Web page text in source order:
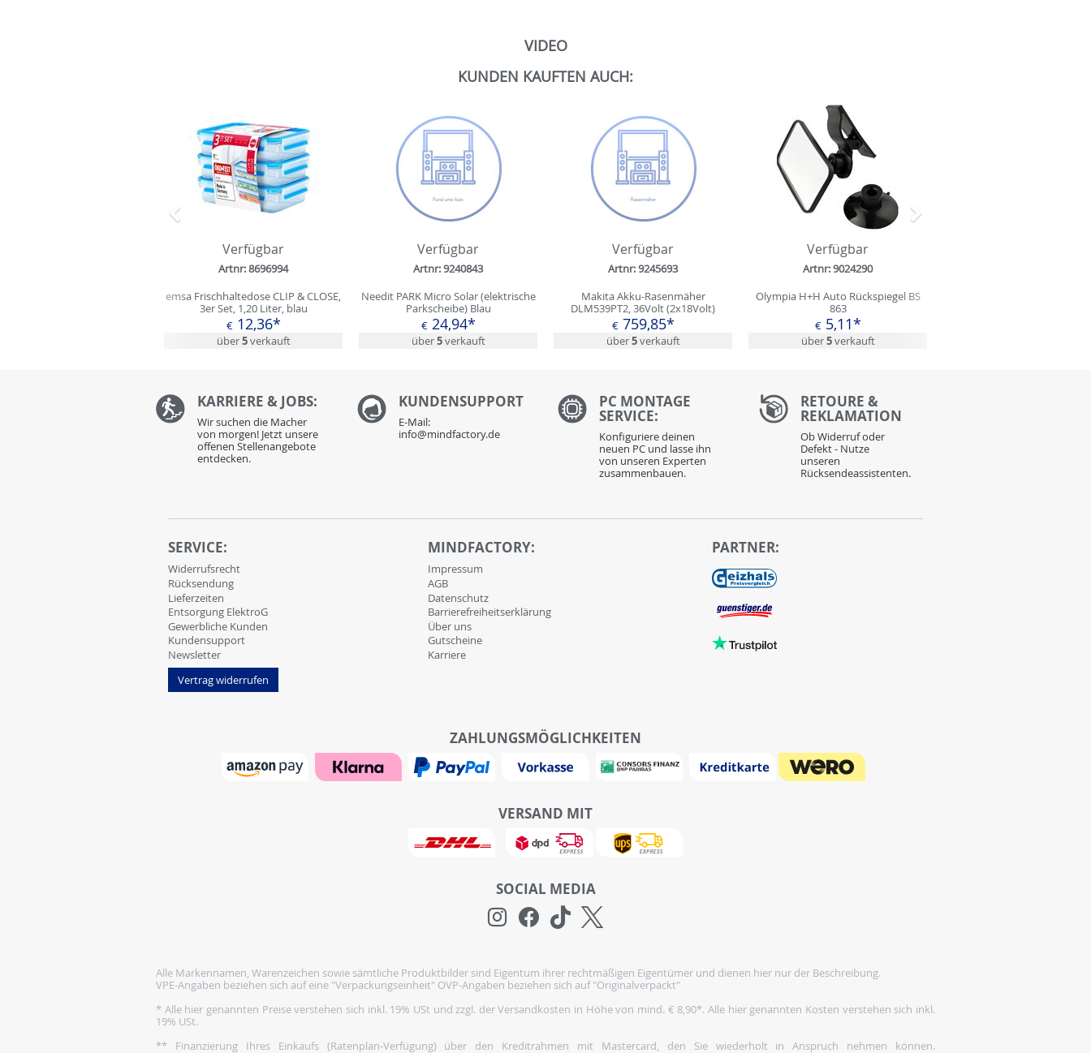
VIDEO
KUNDEN KAUFTEN AUCH:
Verfügbar
Artnr: 8696994
emsa Frischhaltedose CLIP & CLOSE,
3er Set, 1,20 Liter, blau
€12,36*
über5verkauft
Verfügbar
Artnr: 9240843
Needit PARK Micro Solar (elektrische
Parkscheibe) Blau
€24,94*
über5verkauft
Verfügbar
Artnr: 9245693
Makita Akku-Rasenmäher
DLM539PT2, 36Volt (2x18Volt)
(blau/schwarz, 2x Li-Ionen Akku
5,0Ah, mit Radantrieb)
€759,85*
über5verkauft
Verfügbar
Artnr: 9024290
Olympia H+H Auto Rückspiegel BS
863
€5,11*
über5verkauft
Zurück Nächstes
KARRIERE & JOBS:
Wir suchen die Macher
von morgen! Jetzt unsere
offenen Stellenangebote
entdecken.
KUNDENSUPPORT
E-Mail:
info@mindfactory.de
PC MONTAGE
SERVICE:
Konfiguriere deinen
neuen PC und lasse ihn
von unseren Experten
zusammenbauen.
RETOURE &
REKLAMATION
Ob Widerruf oder
Defekt - Nutze
unseren
Rücksendeassistenten.
SERVICE:
Widerrufsrecht
Rücksendung
Lieferzeiten
Entsorgung ElektroG
Gewerbliche Kunden
Kundensupport
Newsletter
Vertrag widerrufen
MINDFACTORY:
Impressum
AGB
Datenschutz
Barrierefreiheitserklärung
Über uns
Gutscheine
Karriere
PARTNER:
ZAHLUNGSMÖGLICHKEITEN
VERSAND MIT
SOCIAL MEDIA
Alle Markennamen, Warenzeichen sowie sämtliche Produktbilder sind Eigentum ihrer rechtmäßigen Eigentümer und dienen hier nur der Beschreibung.
VPE-Angaben beziehen sich auf eine "Verpackungseinheit" OVP-Angaben beziehen sich auf "Originalverpackt"
* Alle hier genannten Preise verstehen sich inkl. 19% USt und zzgl. der Versandkosten in Höhe von mind. € 8,90*. Alle hier genannten Kosten verstehen sich inkl.
19% USt.
** Finanzierung Ihres Einkaufs (Ratenplan-Verfügung) über den Kreditrahmen mit Mastercard, den Sie wiederholt in Anspruch nehmen können.